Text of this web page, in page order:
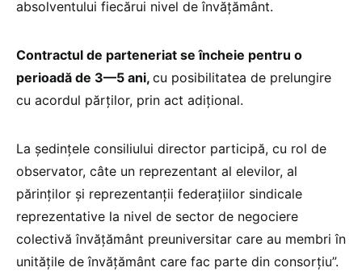
absolventului fiecărui nivel de învăţământ.
Contractul de parteneriat se încheie pentru o
perioadă de 3—5 ani, cu posibilitatea de prelungire
cu acordul părților, prin act adițional.
La ședințele consiliului director participă, cu rol de
observator, câte un reprezentant al elevilor, al
părinților și reprezentanții federațiilor sindicale
reprezentative la nivel de sector de negociere
colectivă învățământ preuniversitar care au membri în
unitățile de învățământ care fac parte din consorțiu”.